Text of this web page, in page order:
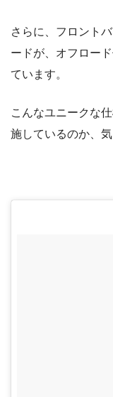
さらに、フロント
ードが、オフロー
ています。
こんなユニークな
施しているのか、気